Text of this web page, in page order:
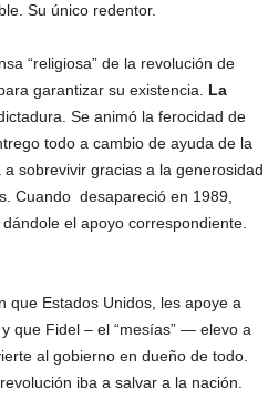
Su único redentor.
“religiosa” de la revolución de
garantizar su existencia. La
Se animó la ferocidad de
todo a cambio de ayuda de la
sobrevivir gracias a la generosidad
Cuando desapareció en 1989,
el apoyo correspondiente.
que Estados Unidos, les apoye a
que Fidel – el “mesías” — elevo a
al gobierno en dueño de todo.
iba a salvar a la nación.